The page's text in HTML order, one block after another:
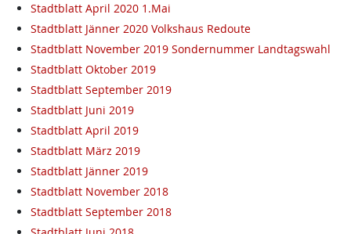
Stadtblatt April 2020 1.Mai
Stadtblatt Jänner 2020 Volkshaus Redoute
Stadtblatt November 2019 Sondernummer Landtagswahl
Stadtblatt Oktober 2019
Stadtblatt September 2019
Stadtblatt Juni 2019
Stadtblatt April 2019
Stadtblatt März 2019
Stadtblatt Jänner 2019
Stadtblatt November 2018
Stadtblatt September 2018